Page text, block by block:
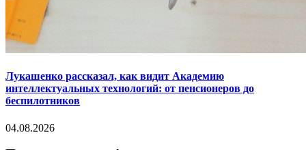
Лукашенко рассказал, как видит Академию
интеллектуальных технологий: от пенсионеров до
беспилотников
04.08.2026